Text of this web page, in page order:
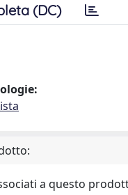
(DC)
a questo